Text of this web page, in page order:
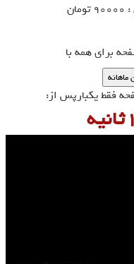
برای همه با
فقط یکبارپس از: